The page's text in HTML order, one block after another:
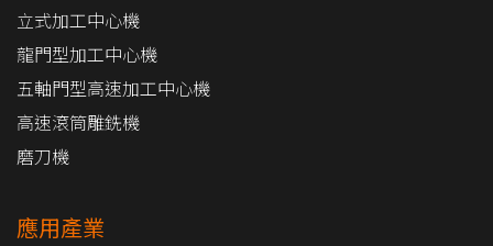
立式加工中心機
龍門型加工中心機
五軸門型高速加工中心機
高速滾筒雕銑機
磨刀機
應用產業